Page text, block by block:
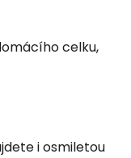
celku,
i osmiletou